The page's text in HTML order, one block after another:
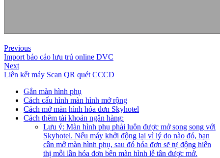
Previous
Import báo cáo lưu trú online DVC
Next
Liên kết máy Scan QR quét CCCD
Gắn màn hình phụ
Cách cấu hình màn hình mở rộng
Cách mở màn hình hóa đơn Skyhotel
Cách thêm tài khoản ngân hàng:
Lưu ý: Màn hình phụ phải luôn được mở song song với
Skyhotel. Nếu máy khởi động lại vì lý do nào đó, bạn
cần mở màn hình phụ, sau đó hóa đơn sẽ tự động hiển
thị mỗi lần hóa đơn bên màn hình lễ tân được mở.